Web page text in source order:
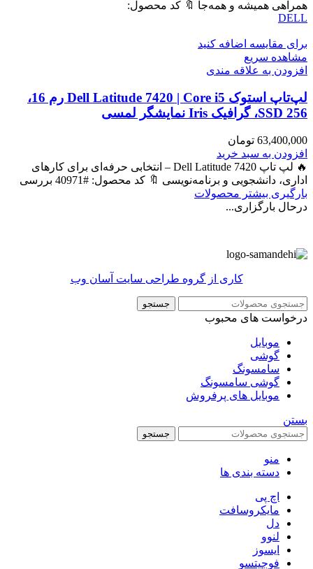
همراهی همیشه و همه‌جا 🔖 کد محصول:
DELL
برای مقایسه اضافه کنید
مشاهده سریع
افزودن به علاقه مندی
لپ‌تاپ استوک Dell Latitude 7420 | Core i5 رم 16،
SSD 256، گرافیک Iris نمایشگر لمسی
63,400,000 تومان
افزودن به سبد خرید
🔥 لپ تاپ Dell Latitude 7420 – انتخابی حرفه‌ای برای کارهای
اداری، دانشجویی و برنامه‌نویسی 🔖 کد محصول: #40971 بررسی
بارگیری بیشتر محصولات
درحال بارگزاری...
کاری از گروه طراحی سایت آسان وب
جستجو
درخواست های محبوب
موبایل
گوشی
سامسونگ
گوشی سامسونگ
موبایل های پرفروش
بستن
جستجو
منو
دسته بندی ها
اچ پی
مایکروسافت
دل
لنوو
ایسوز
فوجیتسو